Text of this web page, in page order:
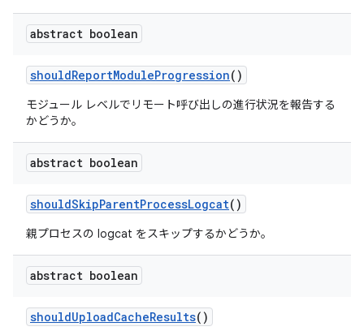
abstract boolean
shouldReportModuleProgression()
モジュール レベルでリモート呼び出しの進行状況を報告する
かどうか。
abstract boolean
shouldSkipParentProcessLogcat()
親プロセスの logcat をスキップするかどうか。
abstract boolean
shouldUploadCacheResults()